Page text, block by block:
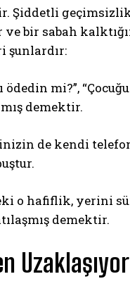
Şiddetli
bir sabah
şunlardır:
ödedin mi?”,
demektir.
de kendi telefon
o hafiflik, yerini
demektir.